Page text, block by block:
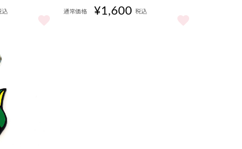
込
イキャスト(トップ) をもっと見る
通常価格 ¥1,600 税込
URAWA REDSバス キーチャーム(トップ) をも